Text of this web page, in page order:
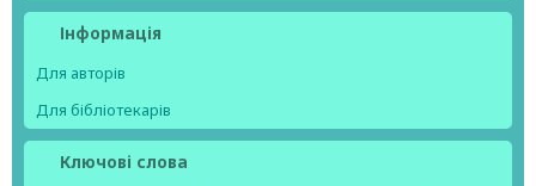
Інформація
Для авторів
Для бібліотекарів
Ключові слова